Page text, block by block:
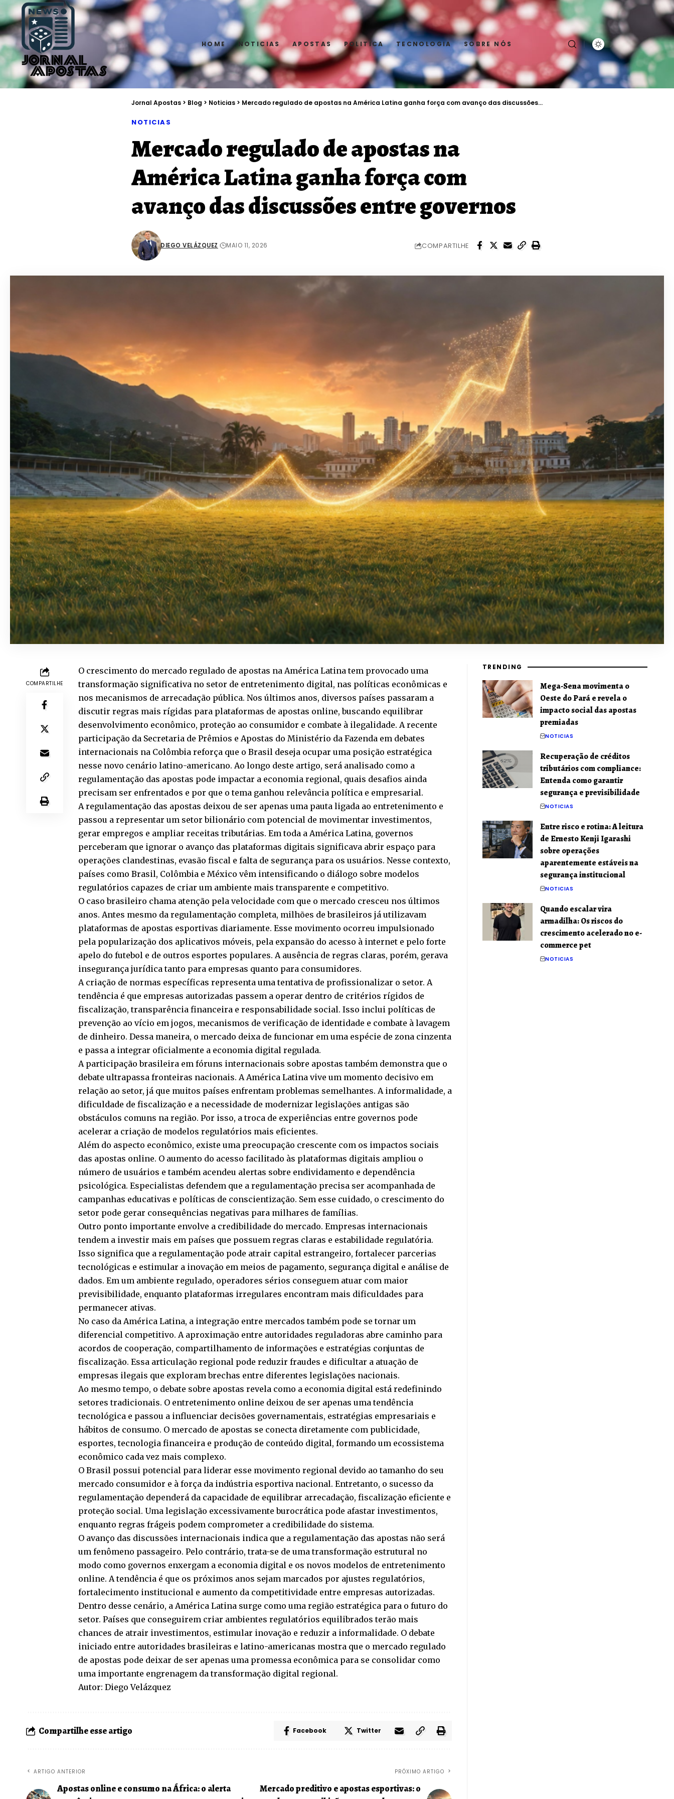
HOME NOTICIAS APOSTAS POLITICA TECNOLOGIA SOBRE NÓS
Jornal Apostas > Blog > Noticias > Mercado regulado de apostas na América Latina ganha força com avanço das discussões entre governos
NOTICIAS
Mercado regulado de apostas na
América Latina ganha força com
avanço das discussões entre governos
DIEGO VELÁZQUEZ MAIO 11, 2026 COMPARTILHE
COMPARTILHE
O crescimento do mercado regulado de apostas na América Latina tem provocado uma
transformação significativa no setor de entretenimento digital, nas políticas econômicas e
nos mecanismos de arrecadação pública. Nos últimos anos, diversos países passaram a
discutir regras mais rígidas para plataformas de apostas online, buscando equilibrar
desenvolvimento econômico, proteção ao consumidor e combate à ilegalidade. A recente
participação da Secretaria de Prêmios e Apostas do Ministério da Fazenda em debates
internacionais na Colômbia reforça que o Brasil deseja ocupar uma posição estratégica
nesse novo cenário latino-americano. Ao longo deste artigo, será analisado como a
regulamentação das apostas pode impactar a economia regional, quais desafios ainda
precisam ser enfrentados e por que o tema ganhou relevância política e empresarial.
A regulamentação das apostas deixou de ser apenas uma pauta ligada ao entretenimento e
passou a representar um setor bilionário com potencial de movimentar investimentos,
gerar empregos e ampliar receitas tributárias. Em toda a América Latina, governos
perceberam que ignorar o avanço das plataformas digitais significava abrir espaço para
operações clandestinas, evasão fiscal e falta de segurança para os usuários. Nesse contexto,
países como Brasil, Colômbia e México vêm intensificando o diálogo sobre modelos
regulatórios capazes de criar um ambiente mais transparente e competitivo.
O caso brasileiro chama atenção pela velocidade com que o mercado cresceu nos últimos
anos. Antes mesmo da regulamentação completa, milhões de brasileiros já utilizavam
plataformas de apostas esportivas diariamente. Esse movimento ocorreu impulsionado
pela popularização dos aplicativos móveis, pela expansão do acesso à internet e pelo forte
apelo do futebol e de outros esportes populares. A ausência de regras claras, porém, gerava
insegurança jurídica tanto para empresas quanto para consumidores.
A criação de normas específicas representa uma tentativa de profissionalizar o setor. A
tendência é que empresas autorizadas passem a operar dentro de critérios rígidos de
fiscalização, transparência financeira e responsabilidade social. Isso inclui políticas de
prevenção ao vício em jogos, mecanismos de verificação de identidade e combate à lavagem
de dinheiro. Dessa maneira, o mercado deixa de funcionar em uma espécie de zona cinzenta
e passa a integrar oficialmente a economia digital regulada.
A participação brasileira em fóruns internacionais sobre apostas também demonstra que o
debate ultrapassa fronteiras nacionais. A América Latina vive um momento decisivo em
relação ao setor, já que muitos países enfrentam problemas semelhantes. A informalidade, a
dificuldade de fiscalização e a necessidade de modernizar legislações antigas são
obstáculos comuns na região. Por isso, a troca de experiências entre governos pode
acelerar a criação de modelos regulatórios mais eficientes.
Além do aspecto econômico, existe uma preocupação crescente com os impactos sociais
das apostas online. O aumento do acesso facilitado às plataformas digitais ampliou o
número de usuários e também acendeu alertas sobre endividamento e dependência
psicológica. Especialistas defendem que a regulamentação precisa ser acompanhada de
campanhas educativas e políticas de conscientização. Sem esse cuidado, o crescimento do
setor pode gerar consequências negativas para milhares de famílias.
Outro ponto importante envolve a credibilidade do mercado. Empresas internacionais
tendem a investir mais em países que possuem regras claras e estabilidade regulatória.
Isso significa que a regulamentação pode atrair capital estrangeiro, fortalecer parcerias
tecnológicas e estimular a inovação em meios de pagamento, segurança digital e análise de
dados. Em um ambiente regulado, operadores sérios conseguem atuar com maior
previsibilidade, enquanto plataformas irregulares encontram mais dificuldades para
permanecer ativas.
No caso da América Latina, a integração entre mercados também pode se tornar um
diferencial competitivo. A aproximação entre autoridades reguladoras abre caminho para
acordos de cooperação, compartilhamento de informações e estratégias conjuntas de
fiscalização. Essa articulação regional pode reduzir fraudes e dificultar a atuação de
empresas ilegais que exploram brechas entre diferentes legislações nacionais.
Ao mesmo tempo, o debate sobre apostas revela como a economia digital está redefinindo
setores tradicionais. O entretenimento online deixou de ser apenas uma tendência
tecnológica e passou a influenciar decisões governamentais, estratégias empresariais e
hábitos de consumo. O mercado de apostas se conecta diretamente com publicidade,
esportes, tecnologia financeira e produção de conteúdo digital, formando um ecossistema
econômico cada vez mais complexo.
O Brasil possui potencial para liderar esse movimento regional devido ao tamanho do seu
mercado consumidor e à força da indústria esportiva nacional. Entretanto, o sucesso da
regulamentação dependerá da capacidade de equilibrar arrecadação, fiscalização eficiente e
proteção social. Uma legislação excessivamente burocrática pode afastar investimentos,
enquanto regras frágeis podem comprometer a credibilidade do sistema.
O avanço das discussões internacionais indica que a regulamentação das apostas não será
um fenômeno passageiro. Pelo contrário, trata-se de uma transformação estrutural no
modo como governos enxergam a economia digital e os novos modelos de entretenimento
online. A tendência é que os próximos anos sejam marcados por ajustes regulatórios,
fortalecimento institucional e aumento da competitividade entre empresas autorizadas.
Dentro desse cenário, a América Latina surge como uma região estratégica para o futuro do
setor. Países que conseguirem criar ambientes regulatórios equilibrados terão mais
chances de atrair investimentos, estimular inovação e reduzir a informalidade. O debate
iniciado entre autoridades brasileiras e latino-americanas mostra que o mercado regulado
de apostas pode deixar de ser apenas uma promessa econômica para se consolidar como
uma importante engrenagem da transformação digital regional.
Autor: Diego Velázquez
Compartilhe esse artigo Facebook Twitter
ARTIGO ANTERIOR
Apostas online e consumo na África: o alerta
PRÓXIMO ARTIGO
Mercado preditivo e apostas esportivas: o
TRENDING
Mega-Sena movimenta o
Oeste do Pará e revela o
impacto social das apostas
premiadas
NOTICIAS
Recuperação de créditos
tributários com compliance:
Entenda como garantir
segurança e previsibilidade
NOTICIAS
Entre risco e rotina: A leitura
de Ernesto Kenji Igarashi
sobre operações
aparentemente estáveis na
segurança institucional
NOTICIAS
Quando escalar vira
armadilha: Os riscos do
crescimento acelerado no e-
commerce pet
NOTICIAS